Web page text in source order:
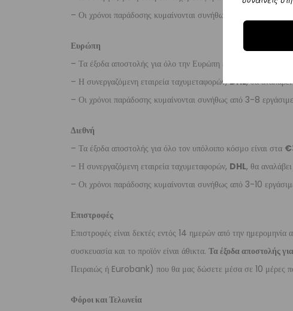
– Οι χρόνοι παράδοσης κυμαίνονται συνήθως από 2-7
Ευρώπη
– Τα έξοδα αποστολής για όλο την Ευρώπη είναι στα
– Η συνεργαζόμενη εταιρεία ταχυμεταφορών,DHL, θα
– Οι χρόνοι παράδοσης κυμαίνονται συνήθως από 3-8
Διεθνή
– Τα έξοδα αποστολής για όλο τον υπόλοιπο κόσμο είναι στα
– Η συνεργαζόμενη εταιρεία ταχυμεταφορών, DHL, θα
– Οι χρόνοι παράδοσης κυμαίνονται συνήθως από 3-10
Επιστροφές
Επιστροφές είναι δεκτές εντός 14 ημερών από την
συσκευασία και το προϊόν είναι άθικτα. Τα έξοδα αποστολής
Πειραιώς ή Eurobank) που θα μας δώσετε μέσα σε 10 μέρες
Φόροι και Τελωνεία